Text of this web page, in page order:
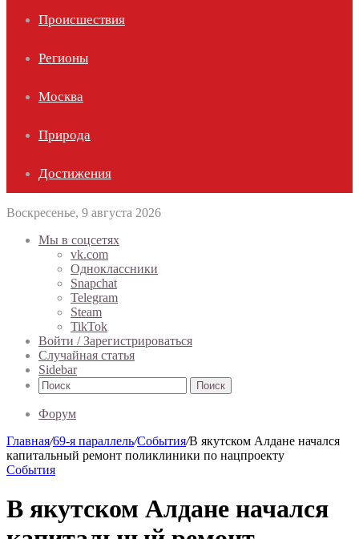
Происшествия
Регионы
Москва
Природа
Достижения
Воскресенье, 9 августа 2026
Мы в соцсетях
vk.com
Одноклассники
Snapchat
Telegram
Steam
TikTok
Войти / Зарегистрироваться
Случайная статья
Sidebar
Поиск
Форум
Главная/69-я параллель/События/В якутском Алдане начался
капитальный ремонт поликлиники по нацпроекту
События
В якутском Алдане начался